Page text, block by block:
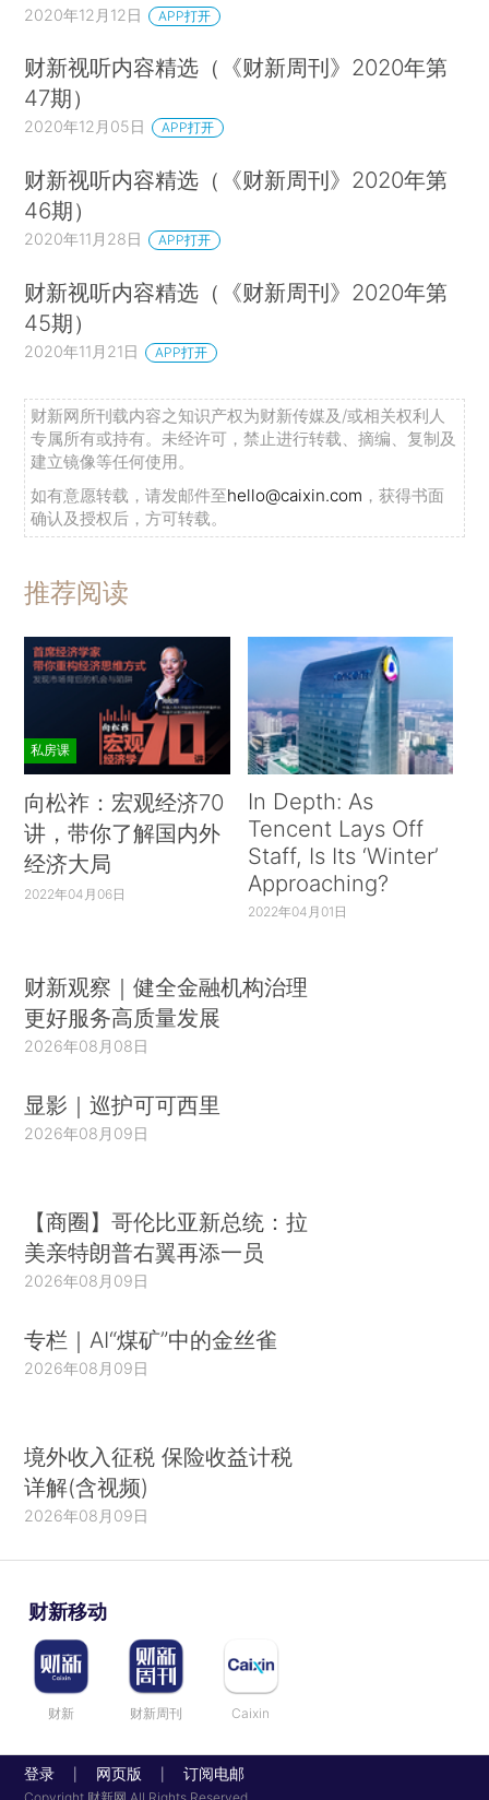
2020年12月12日 APP打开
财新视听内容精选（《财新周刊》2020年第
47期）
2020年12月05日 APP打开
财新视听内容精选（《财新周刊》2020年第
46期）
2020年11月28日 APP打开
财新视听内容精选（《财新周刊》2020年第
45期）
2020年11月21日 APP打开
财新网所刊载内容之知识产权为财新传媒及/或相关权利人
专属所有或持有。未经许可，禁止进行转载、摘编、复制及
建立镜像等任何使用。
如有意愿转载，请发邮件至hello@caixin.com ，获得书面
确认及授权后，方可转载。
推荐阅读
私房课
向松祚：宏观经济70
讲，带你了解国内外
经济大局
2022年04月06日
In Depth: As
Tencent Lays Off
Staff, Is Its ‘Winter’
Approaching?
2022年04月01日
财新观察｜健全金融机构治理
更好服务高质量发展
2026年08月08日
显影｜巡护可可西里
2026年08月09日
【商圈】哥伦比亚新总统：拉
美亲特朗普右翼再添一员
2026年08月09日
专栏｜AI“煤矿”中的金丝雀
2026年08月09日
境外收入征税 保险收益计税
详解(含视频)
2026年08月09日
财新移动
财新 财新周刊 Caixin
登录 网页版 订阅电邮